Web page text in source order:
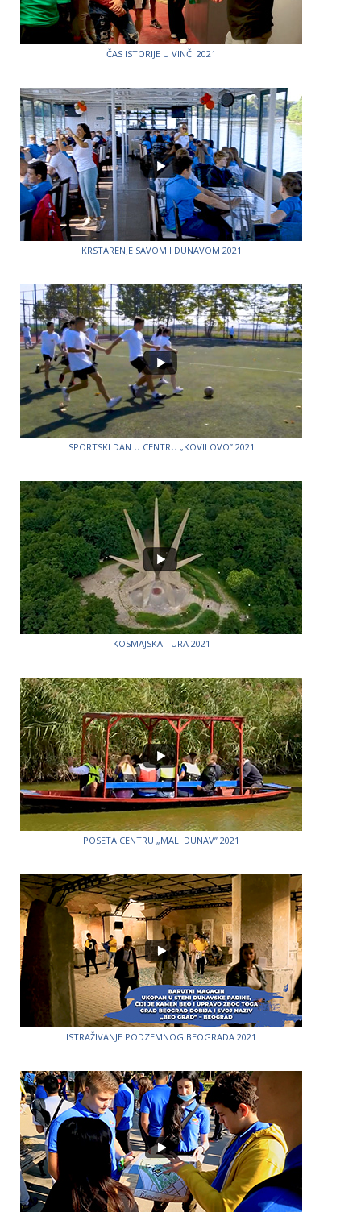
ČAS ISTORIJE U VINČI 2021
KRSTARENJE SAVOM I DUNAVOM 2021
SPORTSKI DAN U CENTRU „KOVILOVO” 2021
KOSMAJSKA TURA 2021
POSETA CENTRU „MALI DUNAV” 2021
ISTRAŽIVANJE PODZEMNOG BEOGRADA 2021